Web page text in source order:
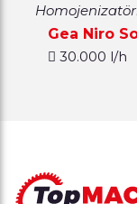
Gea Niro
30.000 l/h